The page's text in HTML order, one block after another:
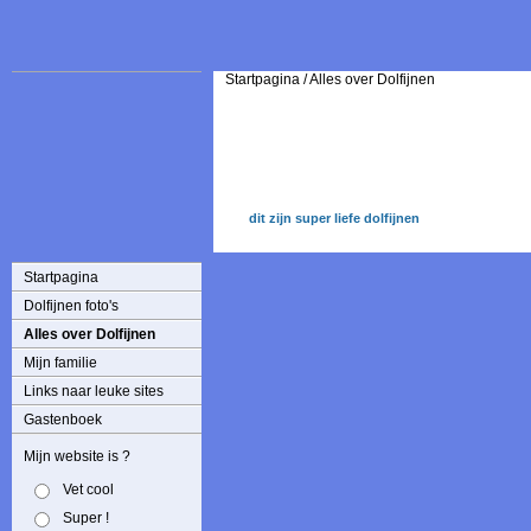
Startpagina
Dolfijnen foto's
Alles over Dolfijnen
Mijn familie
Links naar leuke sites
Gastenboek
Mijn website is ?
Vet cool
Super !
Startpagina /Alles over Dolfijnen
dit zijn super liefe dolfijnen